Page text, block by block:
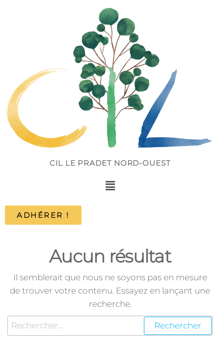
CIL LE PRADET NORD-OUEST
ADHÉRER !
Aucun résultat
Il semblerait que nous ne soyons pas en mesure
de trouver votre contenu. Essayez en lançant une
recherche.